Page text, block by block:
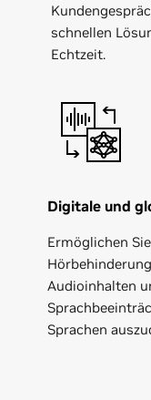
schnellen
Echtzeit.
Digitale und
Ermöglichen
Audioinhalten
Sprachen